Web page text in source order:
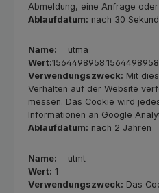
Abmeldung, eine Anfrage oder
Ablaufdatum: nach 30
Name: __utma
Wert:
Verwendungszweck: Mit
Verhalten auf der Website
messen. Das Cookie wird
Informationen an Google
Ablaufdatum: nach 2 Jahren
Name: __utmt
Wert: 1
Verwendungszweck: Das